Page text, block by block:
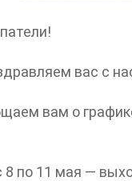
вас с
вам о
8 по 11 мая —